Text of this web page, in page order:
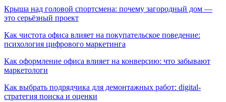
Крыша над головой спортсмена: почему загородный дом —
это серьёзный проект
Как чистота офиса влияет на покупательское поведение:
психология цифрового маркетинга
Как оформление офиса влияет на конверсию: что забывают
маркетологи
Как выбрать подрядчика для демонтажных работ: digital-
стратегия поиска и оценки